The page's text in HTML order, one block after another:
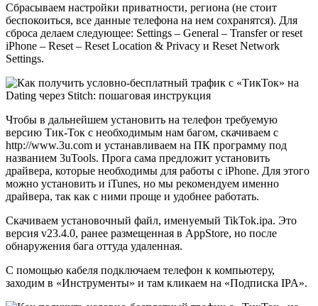
Сбрасываем настройки приватности, региона (не стоит
беспокоиться, все данные телефона на нем сохранятся). Для
сброса делаем следующее: Settings – General – Transfer or reset
iPhone – Reset – Reset Location & Privacy и Reset Network
Settings.
Чтобы в дальнейшем установить на телефон требуемую
версию Тик-Ток с необходимым нам багом, скачиваем с
http://www.3u.com и устанавливаем на ПК программу под
названием 3uTools. Прога сама предложит установить
драйвера, которые необходимы для работы с iPhone. Для этого
можно установить и iTunes, но мы рекомендуем именно
драйвера, так как с ними проще и удобнее работать.
Скачиваем установочный файл, именуемый TikTok.ipa. Это
версия v23.4.0, ранее размещенная в AppStore, но после
обнаружения бага оттуда удаленная.
С помощью кабеля подключаем телефон к компьютеру,
заходим в «Инструменты» и там кликаем на «Подписка IPA».